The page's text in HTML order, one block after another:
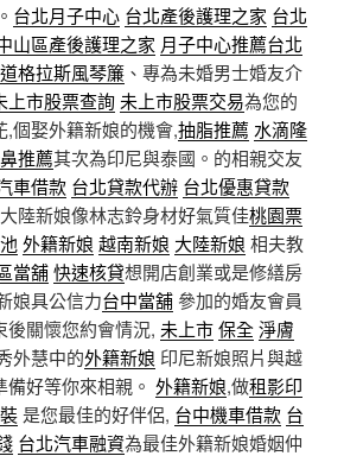
台北月子中心 台北產後護理之家 台北
山區產後護理之家 月子中心推薦台北
格拉斯風琴簾 、專為未婚男士婚友介
上市股票查詢 未上市股票交易為您的
個娶外籍新娘的機會,抽脂推薦 水滴隆
推薦其次為印尼與泰國。的相親交友
車借款 台北貸款代辦 台北優惠貸款
陸新娘像林志鈴身材好氣質佳桃園票
外籍新娘 越南新娘 大陸新娘 相夫教
當舖快速核貸想開店創業或是修繕房
娘具公信力台中當舖 參加的婚友會員
後關懷您約會情況, 未上市保全淨膚
外慧中的外籍新娘 印尼新娘照片與越
好等你來相親。 外籍新娘,做租影印
是您最佳的好伴侶, 台中機車借款 台
台北汽車融資為最佳外籍新娘婚姻仲